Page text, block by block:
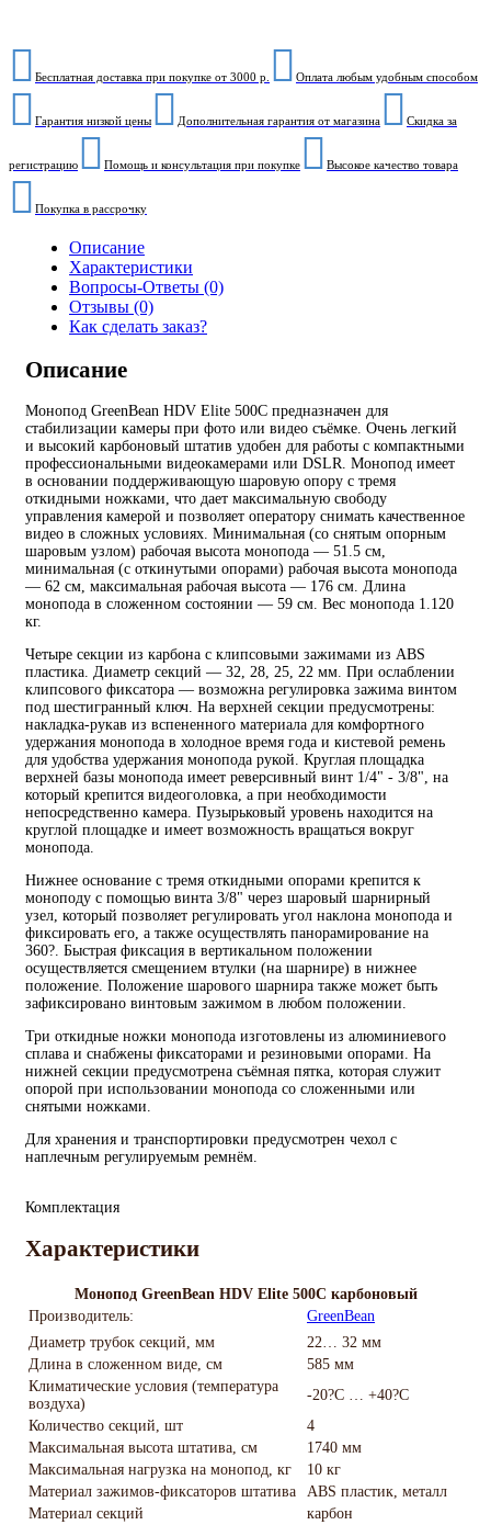
Бесплатная доставка при покупке от 3000 р. Оплата любым удобным способом
Гарантия низкой цены Дополнительная гарантия от магазина Скидка за
регистрацию Помощь и консультация при покупке Высокое качество товара
Покупка в рассрочку
Описание
Характеристики
Вопросы-Ответы (0)
Отзывы (0)
Как сделать заказ?
Описание
Монопод GreenBean HDV Elite 500С предназначен для
стабилизации камеры при фото или видео съёмке. Очень легкий
и высокий карбоновый штатив удобен для работы с компактными
профессиональными видеокамерами или DSLR. Монопод имеет
в основании поддерживающую шаровую опору с тремя
откидными ножками, что дает максимальную свободу
управления камерой и позволяет оператору снимать качественное
видео в сложных условиях. Минимальная (со снятым опорным
шаровым узлом) рабочая высота монопода — 51.5 см,
минимальная (с откинутыми опорами) рабочая высота монопода
— 62 см, максимальная рабочая высота — 176 см. Длина
монопода в сложенном состоянии — 59 см. Вес монопода 1.120
кг.
Четыре секции из карбона с клипсовыми зажимами из ABS
пластика. Диаметр секций — 32, 28, 25, 22 мм. При ослаблении
клипсового фиксатора — возможна регулировка зажима винтом
под шестигранный ключ. На верхней секции предусмотрены:
накладка-рукав из вспененного материала для комфортного
удержания монопода в холодное время года и кистевой ремень
для удобства удержания монопода рукой. Круглая площадка
верхней базы монопода имеет реверсивный винт 1/4" - 3/8", на
который крепится видеоголовка, а при необходимости
непосредственно камера. Пузырьковый уровень находится на
круглой площадке и имеет возможность вращаться вокруг
монопода.
Нижнее основание с тремя откидными опорами крепится к
моноподу с помощью винта 3/8" через шаровый шарнирный
узел, который позволяет регулировать угол наклона монопода и
фиксировать его, а также осуществлять панорамирование на
360?. Быстрая фиксация в вертикальном положении
осуществляется смещением втулки (на шарнире) в нижнее
положение. Положение шарового шарнира также может быть
зафиксировано винтовым зажимом в любом положении.
Три откидные ножки монопода изготовлены из алюминиевого
сплава и снабжены фиксаторами и резиновыми опорами. На
нижней секции предусмотрена съёмная пятка, которая служит
опорой при использовании монопода со сложенными или
снятыми ножками.
Для хранения и транспортировки предусмотрен чехол с
наплечным регулируемым ремнём.
Комплектация
Характеристики
Монопод GreenBean HDV Elite 500С карбоновый
Производитель:
GreenBean
Диаметр трубок секций, мм
22… 32 мм
Длина в сложенном виде, см
585 мм
Климатические условия (температура
воздуха)
-20?С … +40?С
Количество секций, шт
4
Максимальная высота штатива, см
1740 мм
Максимальная нагрузка на монопод, кг
10 кг
Материал зажимов-фиксаторов штатива
ABS пластик, металл
Материал секций
карбон